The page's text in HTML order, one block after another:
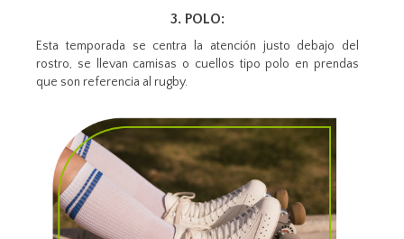
3. POLO:
Esta temporada se centra la atención justo debajo del
rostro, se llevan camisas o cuellos tipo polo en prendas
que son referencia al rugby.